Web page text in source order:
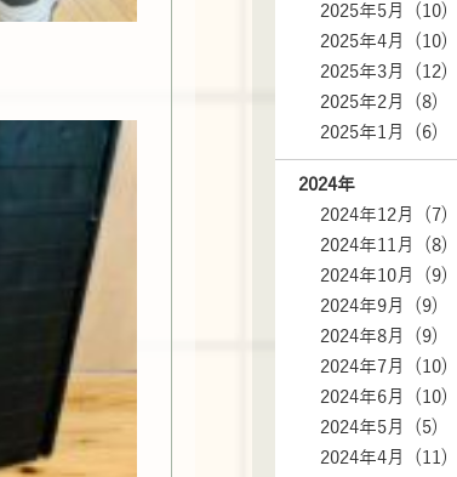
2025年5月 (10)
2025年4月 (10)
2025年3月 (12)
2025年2月 (8)
2025年1月 (6)
2024年
2024年12月 (7)
2024年11月 (8)
2024年10月 (9)
2024年9月 (9)
2024年8月 (9)
2024年7月 (10)
2024年6月 (10)
2024年5月 (5)
2024年4月 (11)